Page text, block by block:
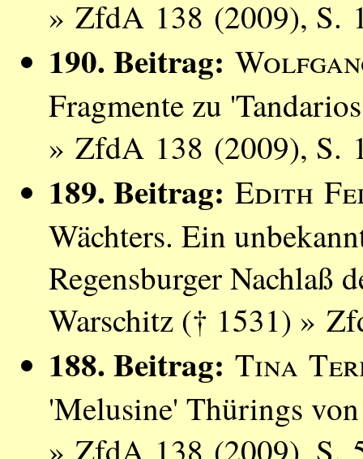
» ZfdA 138 (2009), S.
190. Beitrag:
Fragmente zu
» ZfdA 138 (2009), S.
189. Beitrag: Edith
Wächters. Ein
Regensburger Nachlaß
Warschitz († 1531) »
188. Beitrag: Tina
'Melusine' Thürings
» ZfdA 138 (2009), S.